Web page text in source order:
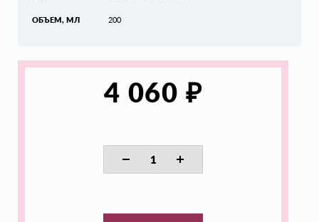
ОБЪЕМ, МЛ 200
4 060 ₽